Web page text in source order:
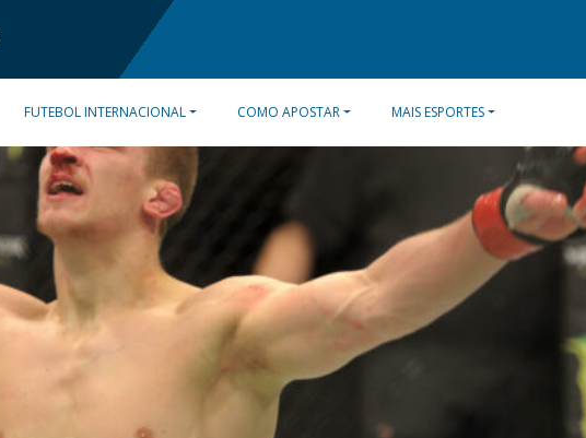
FUTEBOL INTERNACIONAL COMO APOSTAR MAIS ESPORTES